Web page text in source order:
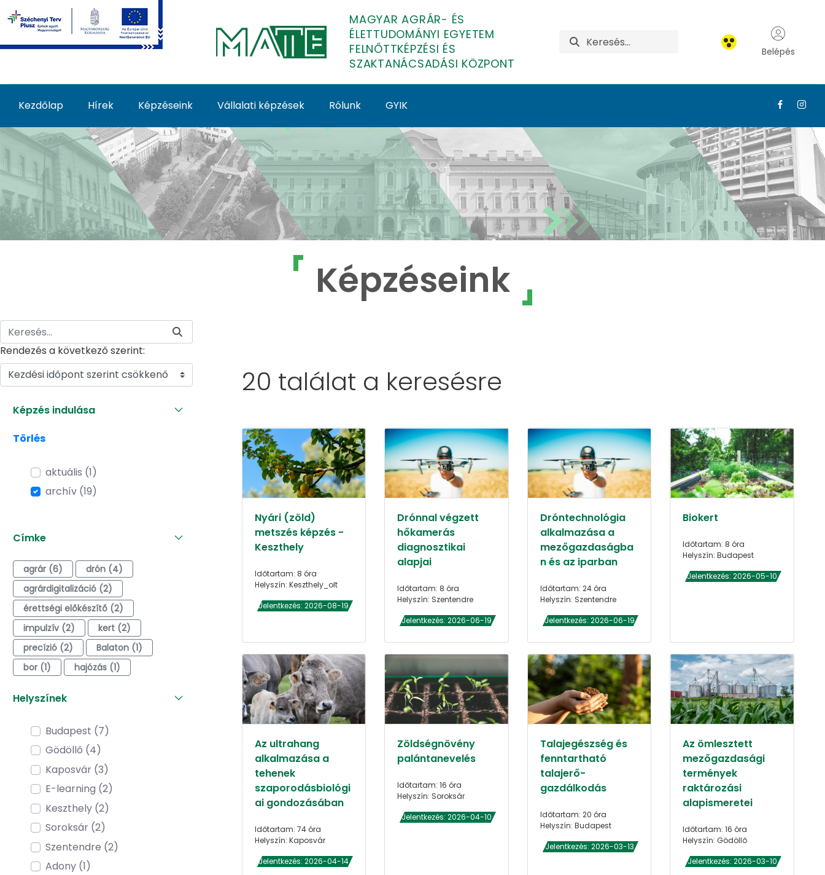
Ugrás a fő tartalomhoz
MAGYAR AGRÁR- ÉS
ÉLETTUDOMÁNYI EGYETEM
FELNŐTTKÉPZÉSI ÉS
SZAKTANÁCSADÁSI KÖZPONT
Belépés
Kezdőlap Hírek Képzéseink Vállalati képzések Rólunk GYIK
Képzéseink - MATE Felnőttképzés
Képzéseink
Rendezés a következő szerint:
Kezdési időpont szerint csökkenő
Képzés indulása
Törlés
aktuális (1)
archív (19)
Címke
agrár (6)
drón (4)
agrárdigitalizáció (2)
érettségi előkészítő (2)
impulzív (2)
kert (2)
precízió (2)
Balaton (1)
bor (1)
hajózás (1)
Helyszínek
Budapest (7)
Gödöllő (4)
Kaposvár (3)
E-learning (2)
Keszthely (2)
Soroksár (2)
Szentendre (2)
Adony (1)
20 találat a keresésre
Nyári (zöld)
metszés képzés -
Keszthely
Időtartam: 8 óra
Helyszín: Keszthely_olt
Jelentkezés: 2026-08-19
Drónnal végzett
hőkamerás
diagnosztikai
alapjai
Időtartam: 8 óra
Helyszín: Szentendre
Jelentkezés: 2026-06-19
Dróntechnológia
alkalmazása a
mezőgazdaságba
n és az iparban
Időtartam: 24 óra
Helyszín: Szentendre
Jelentkezés: 2026-06-19
Biokert
Időtartam: 8 óra
Helyszín: Budapest
Jelentkezés: 2026-05-10
Az ultrahang
alkalmazása a
tehenek
szaporodásbiológi
ai gondozásában
Időtartam: 74 óra
Helyszín: Kaposvár
Jelentkezés: 2026-04-14
Zöldségnövény
palántanevelés
Időtartam: 16 óra
Helyszín: Soroksár
Jelentkezés: 2026-04-10
Talajegészség és
fenntartható
talajerő-
gazdálkodás
Időtartam: 20 óra
Helyszín: Budapest
Jelentkezés: 2026-03-13
Az ömlesztett
mezőgazdasági
termények
raktározási
alapismeretei
Időtartam: 16 óra
Helyszín: Gödöllő
Jelentkezés: 2026-03-10